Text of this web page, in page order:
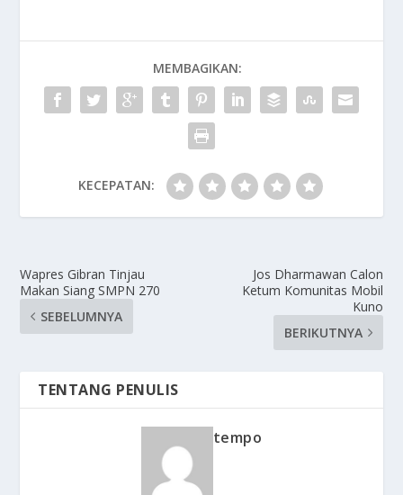
MEMBAGIKAN:
KECEPATAN:
Wapres Gibran Tinjau
Makan Siang SMPN 270
SEBELUMNYA
Jos Dharmawan Calon
Ketum Komunitas Mobil
Kuno
BERIKUTNYA
TENTANG PENULIS
tempo